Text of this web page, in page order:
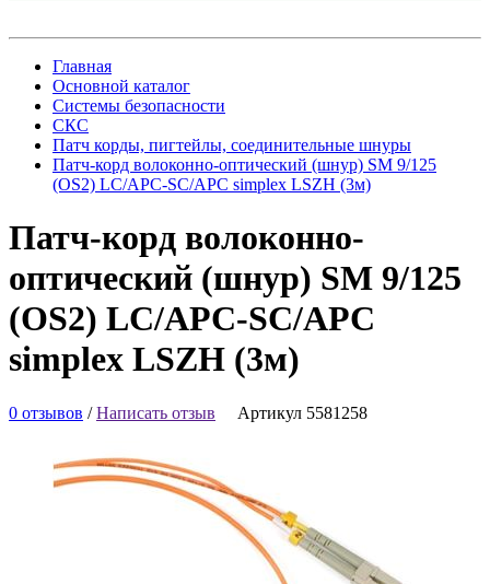
Главная
Основной каталог
Системы безопасности
СКС
Патч корды, пигтейлы, соединительные шнуры
Патч-корд волоконно-оптический (шнур) SM 9/125
(OS2) LC/APC-SC/APC simplex LSZH (3м)
Патч-корд волоконно-
оптический (шнур) SM 9/125
(OS2) LC/APC-SC/APC
simplex LSZH (3м)
0 отзывов /Написать отзыв Артикул 5581258